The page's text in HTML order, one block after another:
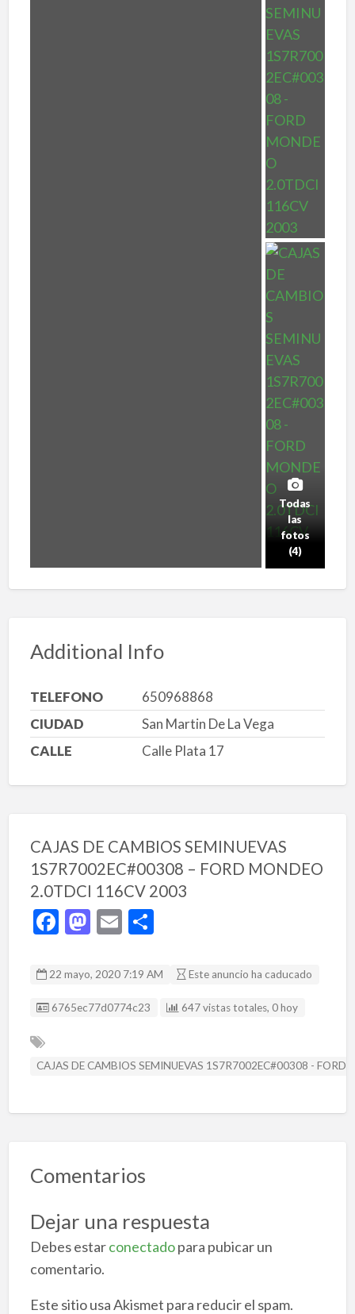
Todas
las
fotos
(4)
Additional Info
TELEFONO
650968868
CIUDAD
San Martin De La Vega
CALLE
Calle Plata 17
CAJAS DE CAMBIOS SEMINUEVAS
1S7R7002EC#00308 – FORD MONDEO
2.0TDCI 116CV 2003
F
e
b
k
M
to
d
E
ai
l
C
m
p
ar
r
22 mayo, 2020 7:19 AM Este anuncio ha caducado
Listing ID
6765ec77d0774c23 647 vistas totales, 0 hoy
CAJAS DE CAMBIOS SEMINUEVAS 1S7R7002EC#00308 -
Comentarios
Dejar una respuesta
Debes estarconectadopara pubicar un
comentario.
Este sitio usa Akismet para reducir el spam.